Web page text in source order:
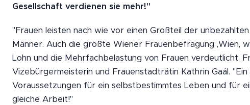
Gesellschaft verdienen sie mehr!"
"Frauen leisten nach wie vor einen Großteil der
Männer. Auch die größte Wiener Frauenbefragung ,Wien,
Lohn und die Mehrfachbelastung von Frauen verdeutlicht.
Vizebürgermeisterin und Frauenstadträtin Kathrin Gaál.
Voraussetzungen für ein selbstbestimmtes Leben und für
gleiche Arbeit!"